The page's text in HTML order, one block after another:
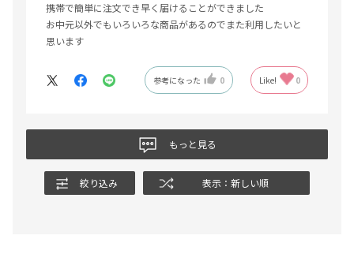
携帯で簡単に注文でき早く届けることができました
お中元以外でもいろいろな商品があるのでまた利用したいと
思います
参考になった 0 Like! 0
もっと見る
絞り込み 表示：新しい順